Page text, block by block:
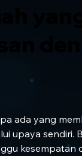
yang
ada yang
upaya sendiri.
kesempatan